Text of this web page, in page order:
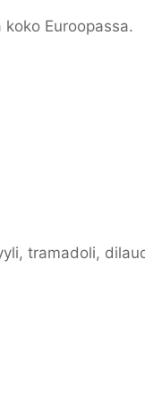
Euroopassa.
tramadoli,